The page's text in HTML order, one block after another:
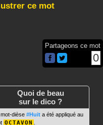
ce mot
Partageons ce mot
0
Quoi de beau
sur le dico ?
mot-dièse #Huit a été appliqué au
OCTAVON